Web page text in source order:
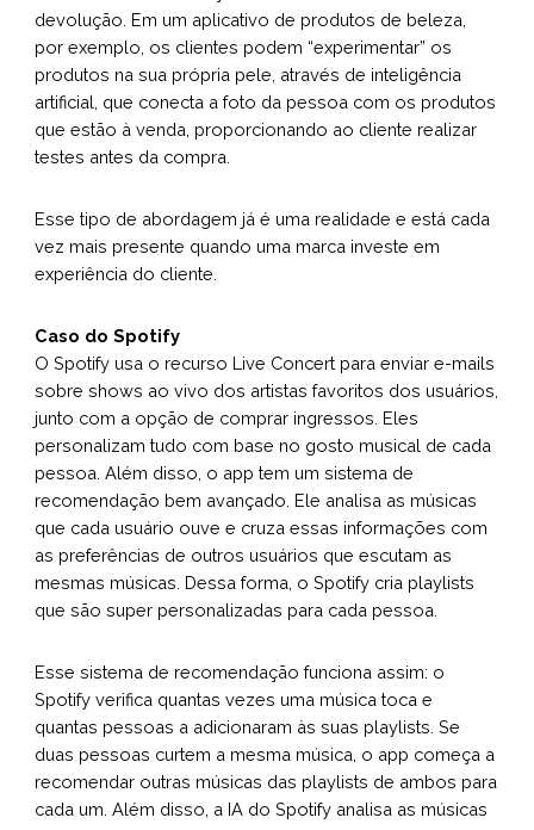
devolução. Em um aplicativo de produtos de beleza,
por exemplo, os clientes podem “experimentar” os
produtos na sua própria pele, através de inteligência
artificial, que conecta a foto da pessoa com os produtos
que estão à venda, proporcionando ao cliente realizar
testes antes da compra.
Esse tipo de abordagem já é uma realidade e está cada
vez mais presente quando uma marca investe em
experiência do cliente.
Caso do Spotify
O Spotify usa o recurso Live Concert para enviar e-mails
sobre shows ao vivo dos artistas favoritos dos usuários,
junto com a opção de comprar ingressos. Eles
personalizam tudo com base no gosto musical de cada
pessoa. Além disso, o app tem um sistema de
recomendação bem avançado. Ele analisa as músicas
que cada usuário ouve e cruza essas informações com
as preferências de outros usuários que escutam as
mesmas músicas. Dessa forma, o Spotify cria playlists
que são super personalizadas para cada pessoa.
Esse sistema de recomendação funciona assim: o
Spotify verifica quantas vezes uma música toca e
quantas pessoas a adicionaram às suas playlists. Se
duas pessoas curtem a mesma música, o app começa a
recomendar outras músicas das playlists de ambos para
cada um. Além disso, a IA do Spotify analisa as músicas